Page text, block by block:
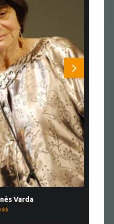
Varda